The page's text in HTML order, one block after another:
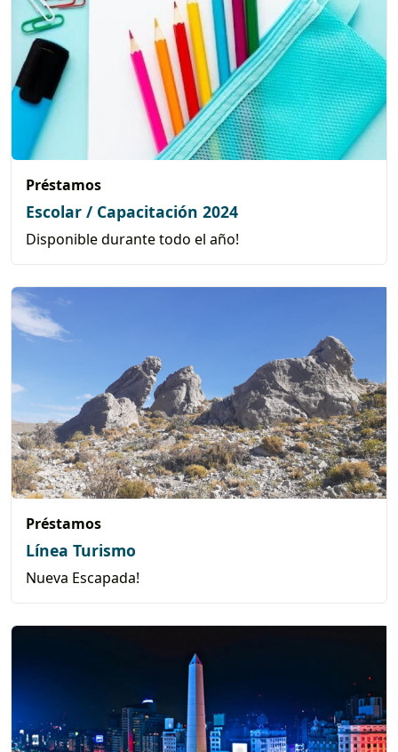
Préstamos
Escolar / Capacitación 2024
Disponible durante todo el año!
Préstamos
Línea Turismo
Nueva Escapada!